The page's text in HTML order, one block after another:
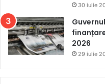
30 iulie
2026
29 iulie